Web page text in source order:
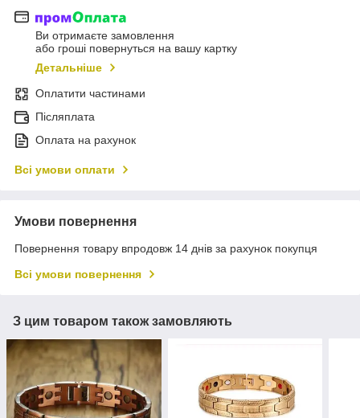
Ви отримаєте замовлення
або гроші повернуться на вашу картку
Детальніше
Оплатити частинами
Післяплата
Оплата на рахунок
Всі умови оплати
Умови повернення
Повернення товару впродовж 14 днів за рахунок покупця
Всі умови повернення
З цим товаром також замовляють